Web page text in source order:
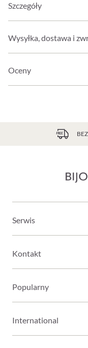
Szczegóły
Wysyłka, dostawa i
Oceny
Serwis
Kontakt
Popularny
International